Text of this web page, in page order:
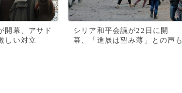
開幕、アサド
しい対立
シリア和平会議が22日に開
幕、「進展は望み薄」との声も